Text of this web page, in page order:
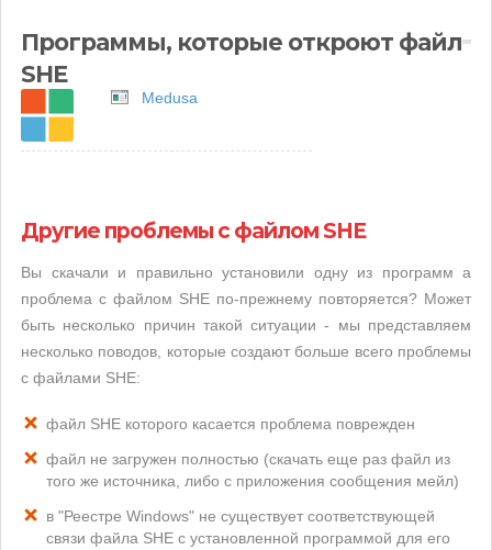
Программы, которые откроют файл
SHE
Medusa
Другие проблемы с файлом SHE
Вы скачали и правильно установили одну из программ а
проблема с файлом SHE по-прежнему повторяется? Может
быть несколько причин такой ситуации - мы представляем
несколько поводов, которые создают больше всего проблемы
с файлами SHE:
файл SHE которого касается проблема поврежден
файл не загружен полностью (скачать еще раз файл из
того же источника, либо с приложения сообщения мейл)
в "Реестре Windows" не существует соответствующей
связи файла SHE с установленной программой для его